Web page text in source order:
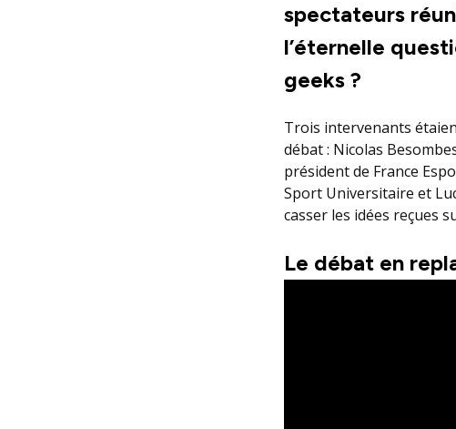
spectateurs
l’éternelle
geeks ?
Trois intervenants
débat : Nicolas
président de France
Sport Universitaire et
casser les idées reçues
Le débat en